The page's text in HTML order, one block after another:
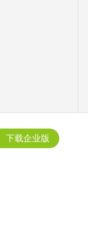
下载企业版